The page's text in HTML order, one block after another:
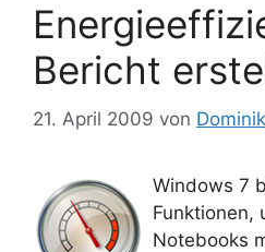
Bericht
21. April 2009 von Dominik
Windows 7
Funktionen,
Notebooks